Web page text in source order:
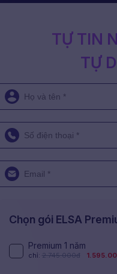
TỰ TIN
TỰ
Chọn gói ELSA
Premium 1 năm
chỉ: 2.745.000đ